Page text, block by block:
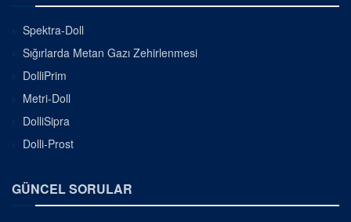
Spektra-Doll
Sığırlarda Metan Gazı Zehirlenmesi
DolliPrim
Metri-Doll
DolliSipra
Dolli-Prost
GÜNCEL SORULAR